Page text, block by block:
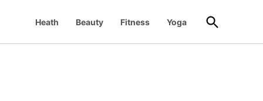
Heath Beauty Fitness Yoga
Open
Search